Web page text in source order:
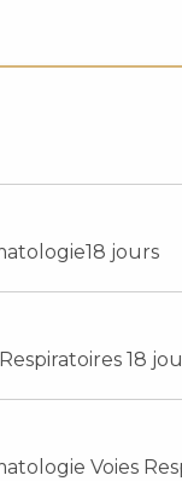
jours
18
Voies